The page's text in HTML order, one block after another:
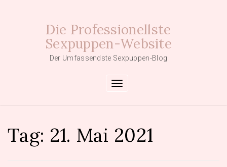
Die Professionellste
Sexpuppen-Website
Der Umfassendste Sexpuppen-Blog
Toggle navigation
Tag: 21. Mai 2021